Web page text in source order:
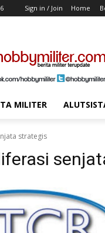
Sign in / Join Home
MILITER
strategis